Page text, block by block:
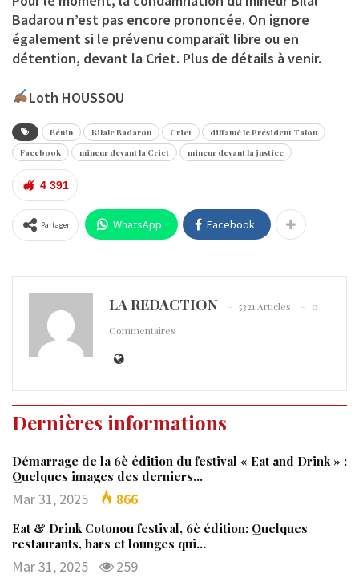
Badarou n’est pas encore prononcée. On ignore
également si le prévenu comparaît libre ou en
détention, devant la Criet. Plus de détails à venir.
Loth HOUSSOU
Bénin Bilale Badarou Criet
diffamé le Président Talon
Facebook
mineur devant la Criet mineur devant la justice
4 391
Partager WhatsApp Facebook
LA REDACTION 5321 Articles
0
Commentaires
Dernières informations
Démarrage de la 6è édition du festival « Eat and Drink » :
Quelques images des derniers…
Mar 31, 2025 866
Eat & Drink Cotonou festival, 6è édition: Quelques
restaurants, bars et lounges qui…
Mar 31, 2025 259